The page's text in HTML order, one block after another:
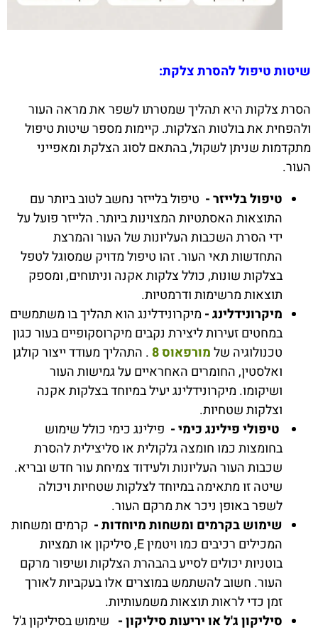
שיטות טיפול להסרת צלקת:
הסרת צלקות היא תהליך שמטרתו לשפר את מראה העור
ולהפחית את בולטות הצלקות. קיימות מספר שיטות טיפול
מתקדמות שניתן לשקול, בהתאם לסוג הצלקת ומאפייני
העור.
טיפול בלייזר - טיפול בלייזר נחשב לטוב ביותר עם
התוצאות האסתטיות המצוינות ביותר. הלייזר פועל על
ידי הסרת השכבות העליונות של העור והמרצת
התחדשות תאי העור. זהו טיפול מדויק שמסוגל לטפל
בצלקות שונות, כולל צלקות אקנה וניתוחים, ומספק
תוצאות מרשימות ודרמטיות.
מיקרונידלינג - מיקרונידלינג הוא תהליך בו משתמשים
במחטים זעירות ליצירת נקבים מיקרוסקופיים בעור כגון
טכנולוגיה שלמורפאוס 8
. התהליך מעודד ייצור קולגן
ואלסטין, החומרים האחראיים על גמישות העור
ושיקומו. מיקרונידלינג יעיל במיוחד בצלקות אקנה
וצלקות שטחיות.
טיפולי פילינג כימי - פילינג כימי כולל שימוש
בחומצות כמו חומצה גלקולית או סליצילית להסרת
שכבות העור העליונות ולעידוד צמיחת עור חדש ובריא.
שיטה זו מתאימה במיוחד לצלקות שטחיות ויכולה
לשפר באופן ניכר את מרקם העור.
שימוש בקרמים ומשחות מיוחדות - קרמים ומשחות
המכילים רכיבים כמו ויטמין E, סיליקון או תמציות
בוטניות יכולים לסייע בהבהרת הצלקות ושיפור מרקם
העור. חשוב להשתמש במוצרים אלו בעקביות לאורך
זמן כדי לראות תוצאות משמעותיות.
סיליקון ג'ל או יריעות סיליקון - שימוש בסיליקון ג'ל